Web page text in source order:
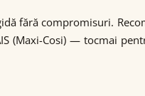
fără compromisuri.
(Maxi-Cosi) — tocmai